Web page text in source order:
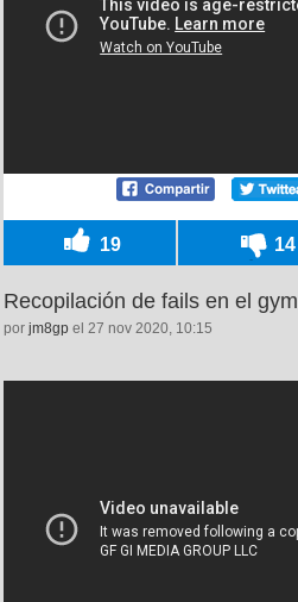
19 14
Recopilación de fails en el gym
por jm8gp el 27 nov 2020, 10:15